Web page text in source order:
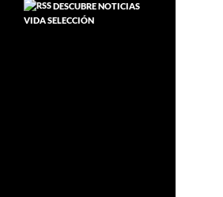
DESCUBRE NOTICIAS
VIDA SELECCIÓN